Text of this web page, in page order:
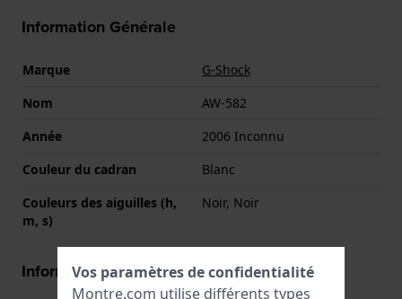
Information Générale
Marque
G-Shock
Nom
AW-582
Année
2006 Inconnu
Couleur du cadran
Blanc
Couleurs des aiguilles (h,
m, s)
Noir, Noir
Informations boîtier
Vos paramètres de confidentialité
Montre.com utilise différents types